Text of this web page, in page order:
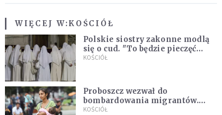
WIĘCEJ W:KOŚCIÓŁ
Polskie siostry zakonne modlą
się o cud. "To będzie pieczęć
Pana Boga dla naszej wiary"
KOŚCIÓŁ
Proboszcz wezwał do
bombardowania migrantów.
"Masowy ogień przeciwko
KOŚCIÓŁ